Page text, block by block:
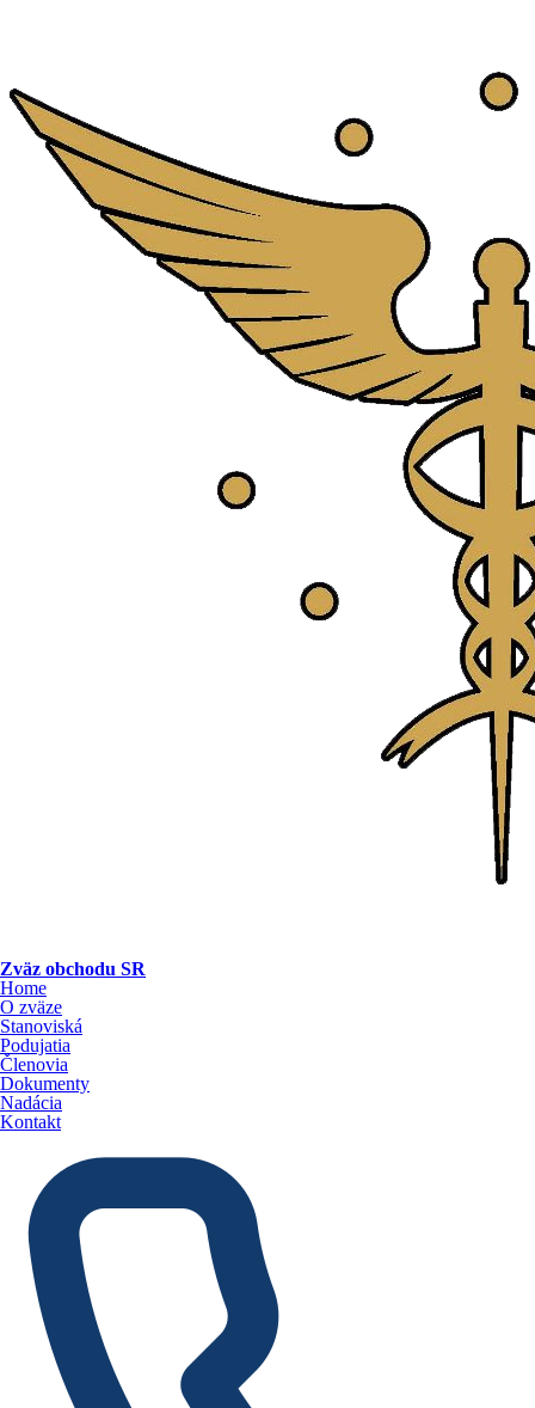
Zväz obchodu SR
Home
O zväze
Stanoviská
Podujatia
Členovia
Dokumenty
Nadácia
Kontakt